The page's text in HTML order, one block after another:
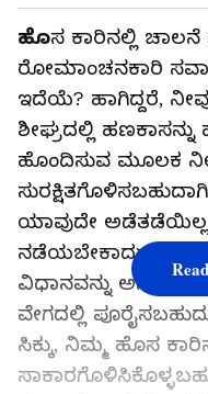
ಹೊಸ ಕಾರಿನಲ್ಲಿ
ರೋಮಾಂಚನಕಾರಿ
ಇದೆಯೆ? ಹಾಗಿದ್ದರೆ,
ಶೀಘ್ರದಲ್ಲಿ
ಹೊಂದಿಸುವ ಮೂಲಕ
ಯಾವುದೇ
ನಡೆಯಬೇಕಾದುದು
ವಿಧಾನವನ್ನು
ವೇಗದಲ್ಲಿ
ಸಿಕ್ಕು, ನಿಮ್ಮ ಹೊಸ